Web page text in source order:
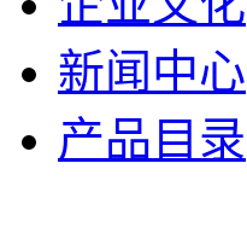
新闻中心
产品目录